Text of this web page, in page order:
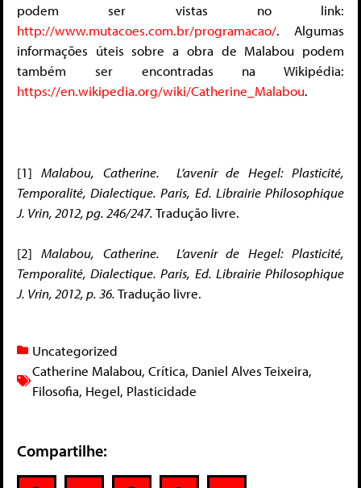
podem ser vistas no link:
http://www.mutacoes.com.br/programacao/. Algumas
informações úteis sobre a obra de Malabou podem
também ser encontradas na Wikipédia:
https://en.wikipedia.org/wiki/Catherine_Malabou.
[1]Malabou, Catherine. L’avenir de Hegel: Plasticité,
Temporalité, Dialectique.Paris, Ed. Librairie Philosophique
J. Vrin, 2012, pg. 246/247.Tradução livre.
[2]Malabou, Catherine. L’avenir de Hegel: Plasticité,
Temporalité, Dialectique. Paris, Ed. Librairie Philosophique
J. Vrin, 2012, p. 36.Tradução livre.
Uncategorized
Catherine Malabou, Crítica, Daniel Alves Teixeira,
Filosofia, Hegel, Plasticidade
Compartilhe: